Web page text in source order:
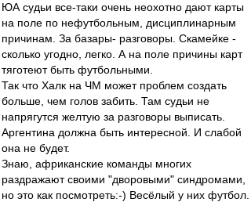
ЮА судьи все-таки очень неохотно дают карты
на поле по нефутбольным, дисциплинарным
причинам. За базары- разговоры. Скамейке -
сколько угодно, легко. А на поле причины карт
тяготеют быть футбольными.
Так что Халк на ЧМ может проблем создать
больше, чем голов забить. Там судьи не
напрягутся желтую за разговоры выписать.
Аргентина должна быть интересной. И слабой
она не будет.
Знаю, африканские команды многих
раздражают своими "дворовыми" синдромами,
но это как посмотреть:-) Весёлый у них футбол.